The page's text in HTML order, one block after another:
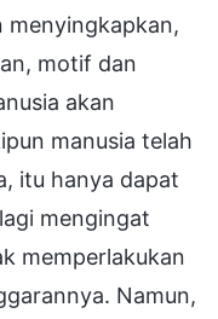
menyingkapkan,
motif dan
akan
manusia telah
itu hanya dapat
mengingat
memperlakukan
Namun,